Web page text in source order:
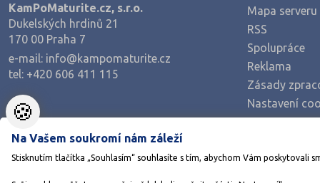
Zdravotnické obory
Pedagogika a sociální péče
Umělecké obory
Šance na přijetí
KamPoMaturite.cz, s.r.o.
Dukelských hrdinů 21
170 00 Praha 7
e-mail: info@kampomaturite.cz
tel: +420 606 411 115
Mapa serveru
RSS
Spolupráce
Reklama
Zásady
Nastavení
🍪
Na Vašem soukromí nám záleží
Stisknutím tlačítka „Souhlasím“ souhlasíte s tím, abychom Vám poskytovali